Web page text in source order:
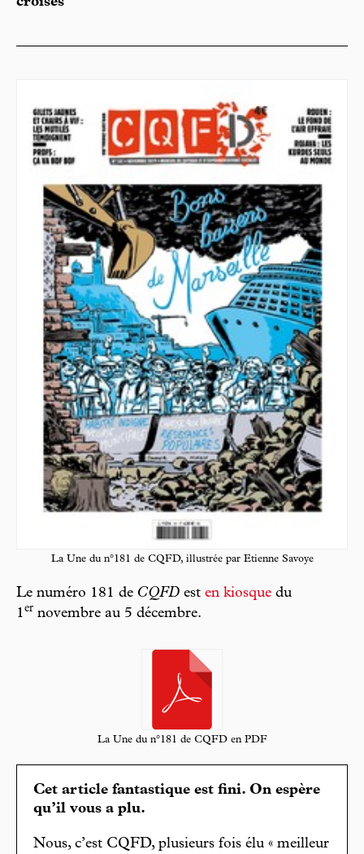
La Une du n°181 de CQFD, illustrée par Etienne Savoye
Le numéro 181 de CQFD est en kiosque du
1er novembre au 5 décembre.
La Une du n°181 de CQFD en PDF
Cet article fantastique est fini. On espère
qu’il vous a plu.
Nous, c’est CQFD, plusieurs fois élu « meilleur